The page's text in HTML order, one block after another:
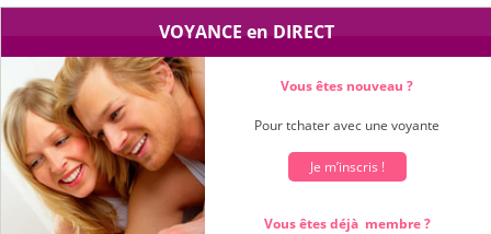
long de l’année, qui s’annonce sans difficultés
majeures si vous vous modérez.
VOYANCE en DIRECT
Vous êtes nouveau ?
Pour tchater avec une voyante
Je m’inscris !
Vous êtes déjà membre ?